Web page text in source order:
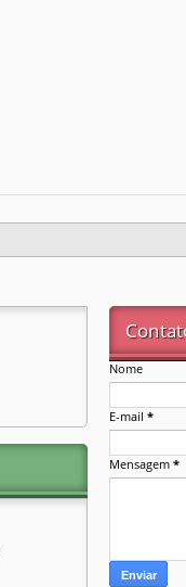
Nome
E-mail *
Mensagem *